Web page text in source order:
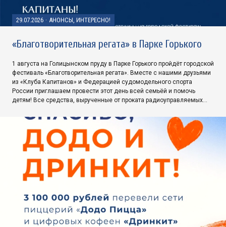
29.07.2026 · АНОНСЫ, ИНТЕРЕСНО!
«Благотворительная регата» в Парке Горького
1 августа на Голицынском пруду в Парке Горького пройдёт городской
фестиваль «Благотворительная регата». Вместе с нашими друзьями
из «Клуба Капитанов» и Федерацией судомодельного спорта
России приглашаем провести этот день всей семьёй и помочь
детям! Все средства, вырученные от проката радиоуправляемых…